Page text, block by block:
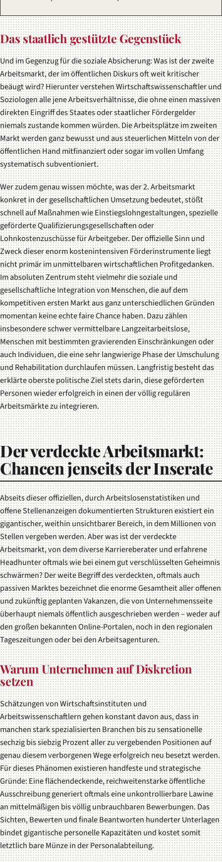
Das staatlich gestützte Gegenstück
Und im Gegenzug für die soziale Absicherung: Was ist der zweite
Arbeitsmarkt, der im öffentlichen Diskurs oft weit kritischer
beäugt wird? Hierunter verstehen Wirtschaftswissenschaftler und
Soziologen alle jene Arbeitsverhältnisse, die ohne einen massiven
direkten Eingriff des Staates oder staatlicher Fördergelder
niemals zustande kommen würden. Die Arbeitsplätze im zweiten
Markt werden ganz bewusst und aus steuerlichen Mitteln von der
öffentlichen Hand mitfinanziert oder sogar im vollen Umfang
systematisch subventioniert.
Wer zudem genau wissen möchte, was der 2. Arbeitsmarkt
konkret in der gesellschaftlichen Umsetzung bedeutet, stößt
schnell auf Maßnahmen wie Einstiegslohngestaltungen, spezielle
geförderte Qualifizierungsgesellschaften oder
Lohnkostenzuschüsse für Arbeitgeber. Der offizielle Sinn und
Zweck dieser enorm kostenintensiven Förderinstrumente liegt
nicht primär im unmittelbaren wirtschaftlichen Profitgedanken.
Im absoluten Zentrum steht vielmehr die soziale und
gesellschaftliche Integration von Menschen, die auf dem
kompetitiven ersten Markt aus ganz unterschiedlichen Gründen
momentan keine echte faire Chance haben. Dazu zählen
insbesondere schwer vermittelbare Langzeitarbeitslose,
Menschen mit bestimmten gravierenden Einschränkungen oder
auch Individuen, die eine sehr langwierige Phase der Umschulung
und Rehabilitation durchlaufen müssen. Langfristig besteht das
erklärte oberste politische Ziel stets darin, diese geförderten
Personen wieder erfolgreich in einen der völlig regulären
Arbeitsmärkte zu integrieren.
Der verdeckte Arbeitsmarkt:
Chancen jenseits der Inserate
Abseits dieser offiziellen, durch Arbeitslosenstatistiken und
offene Stellenanzeigen dokumentierten Strukturen existiert ein
gigantischer, weithin unsichtbarer Bereich, in dem Millionen von
Stellen vergeben werden. Aber was ist der verdeckte
Arbeitsmarkt, von dem diverse Karriereberater und erfahrene
Headhunter oftmals wie bei einem gut verschlüsselten Geheimnis
schwärmen? Der weite Begriff des verdeckten, oftmals auch
passiven Marktes bezeichnet die enorme Gesamtheit aller offenen
und zukünftig geplanten Vakanzen, die von Unternehmensseite
überhaupt niemals öffentlich ausgeschrieben werden – weder auf
den großen bekannten Online-Portalen, noch in den regionalen
Tageszeitungen oder bei den Arbeitsagenturen.
Warum Unternehmen auf Diskretion
setzen
Schätzungen von Wirtschaftsinstituten und
Arbeitswissenschaftlern gehen konstant davon aus, dass in
manchen stark spezialisierten Branchen bis zu sensationelle
sechzig bis siebzig Prozent aller zu vergebenden Positionen auf
genau diesem verborgenen Wege erfolgreich neu besetzt werden.
Für dieses Phänomen existieren handfeste und strategische
Gründe: Eine flächendeckende, reichweitenstarke öffentliche
Ausschreibung generiert oftmals eine unkontrollierbare Lawine
an mittelmäßigen bis völlig unbrauchbaren Bewerbungen. Das
Sichten, Bewerten und finale Beantworten hunderter Unterlagen
bindet gigantische personelle Kapazitäten und kostet somit
letztlich bare Münze in der Personalabteilung.